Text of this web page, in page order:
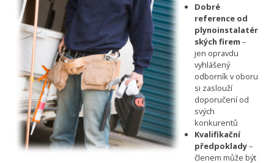
Dobré
reference od
plynoinstalatér
ských firem –
jen opravdu
vyhlášený
odborník v oboru
si zaslouží
doporučení od
svých
konkurentů
Kvalifikační
předpoklady–
členem může být